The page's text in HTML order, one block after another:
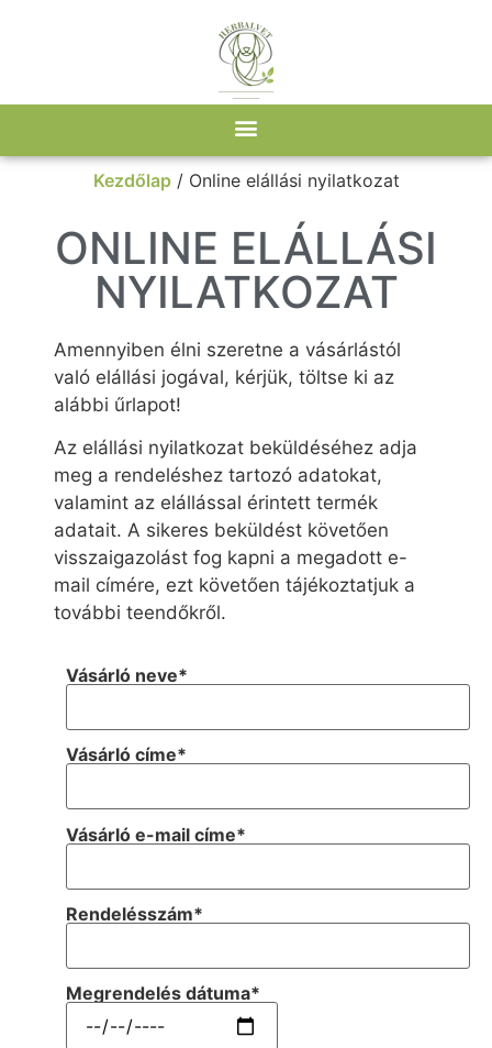
Kezdőlap/ Online elállási nyilatkozat
ONLINE ELÁLLÁSI
NYILATKOZAT
Amennyiben élni szeretne a vásárlástól
való elállási jogával, kérjük, töltse ki az
alábbi űrlapot!
Az elállási nyilatkozat beküldéséhez adja
meg a rendeléshez tartozó adatokat,
valamint az elállással érintett termék
adatait. A sikeres beküldést követően
visszaigazolást fog kapni a megadott e-
mail címére, ezt követően tájékoztatjuk a
további teendőkről.
Vásárló neve*
Vásárló címe*
Vásárló e-mail címe*
Rendelésszám*
Megrendelés dátuma*